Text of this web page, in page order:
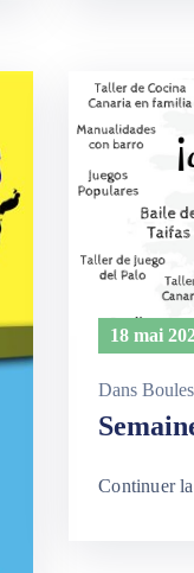
18 mai
Dans
Continuer